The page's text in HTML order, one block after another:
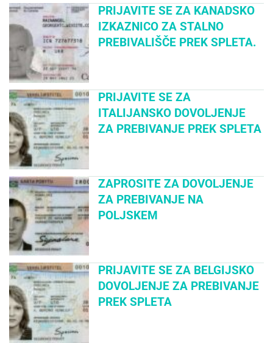
PRIJAVITE SE ZA KANADSKO
IZKAZNICO ZA STALNO
PREBIVALIŠČE PREK SPLETA.
PRIJAVITE SE ZA
ITALIJANSKO DOVOLJENJE
ZA PREBIVANJE PREK SPLETA
ZAPROSITE ZA DOVOLJENJE
ZA PREBIVANJE NA
POLJSKEM
PRIJAVITE SE ZA BELGIJSKO
DOVOLJENJE ZA PREBIVANJE
PREK SPLETA